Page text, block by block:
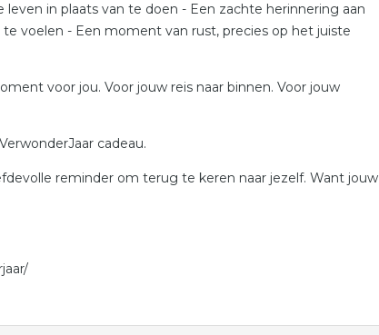
in plaats van te doen - Een zachte herinnering aan
voelen - Een moment van rust, precies op het juiste
voor jou. Voor jouw reis naar binnen. Voor jouw
cadeau.
reminder om terug te keren naar jezelf. Want jouw